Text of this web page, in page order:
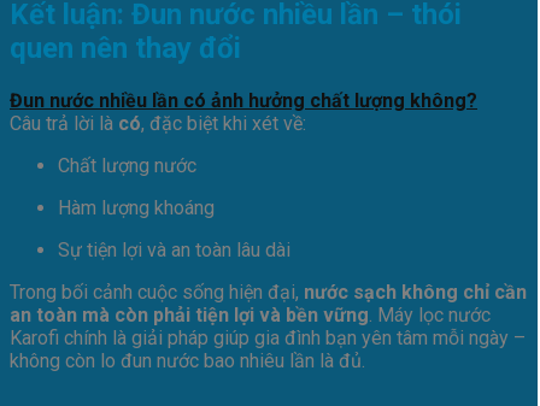
Kết luận: Đun nước nhiều lần – thói
quen nên thay đổi
Đun nước nhiều lần có ảnh hưởng chất lượng không?
Câu trả lời là có, đặc biệt khi xét về:
Chất lượng nước
Hàm lượng khoáng
Sự tiện lợi và an toàn lâu dài
Trong bối cảnh cuộc sống hiện đại, nước sạch không chỉ cần
an toàn mà còn phải tiện lợi và bền vững. Máy lọc nước
Karofi chính là giải pháp giúp gia đình bạn yên tâm mỗi ngày –
không còn lo đun nước bao nhiêu lần là đủ.